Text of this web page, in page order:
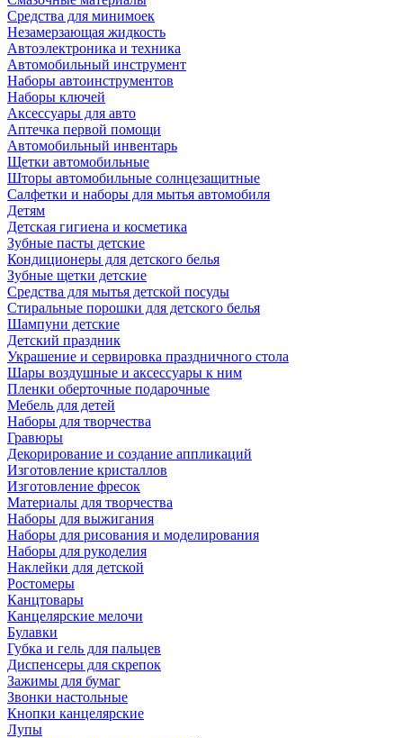
Средства для минимоек
Незамерзающая жидкость
Автоэлектроника и техника
Автомобильный инструмент
Наборы автоинструментов
Наборы ключей
Аксессуары для авто
Аптечка первой помощи
Автомобильный инвентарь
Щетки автомобильные
Шторы автомобильные солнцезащитные
Салфетки и наборы для мытья автомобиля
Детям
Детская гигиена и косметика
Зубные пасты детские
Кондиционеры для детского белья
Зубные щетки детские
Средства для мытья детской посуды
Стиральные порошки для детского белья
Шампуни детские
Детский праздник
Украшение и сервировка праздничного стола
Шары воздушные и аксессуары к ним
Пленки оберточные подарочные
Мебель для детей
Наборы для творчества
Гравюры
Декорирование и создание аппликаций
Изготовление кристаллов
Изготовление фресок
Материалы для творчества
Наборы для выжигания
Наборы для рисования и моделирования
Наборы для рукоделия
Наклейки для детской
Ростомеры
Канцтовары
Канцелярские мелочи
Булавки
Губка и гель для пальцев
Диспенсеры для скрепок
Зажимы для бумаг
Звонки настольные
Кнопки канцелярские
Лупы